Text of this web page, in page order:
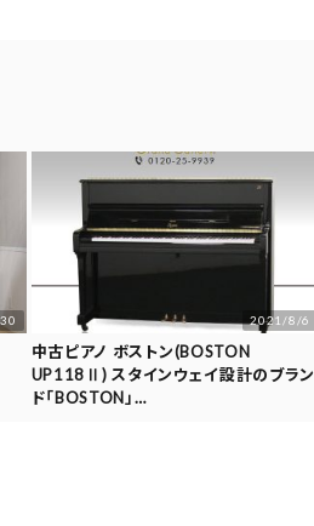
2021/8/6
中古ピアノ ボストン(BOSTON
UP118Ⅱ) スタインウェイ設計のブラン
ド「BOSTON」…